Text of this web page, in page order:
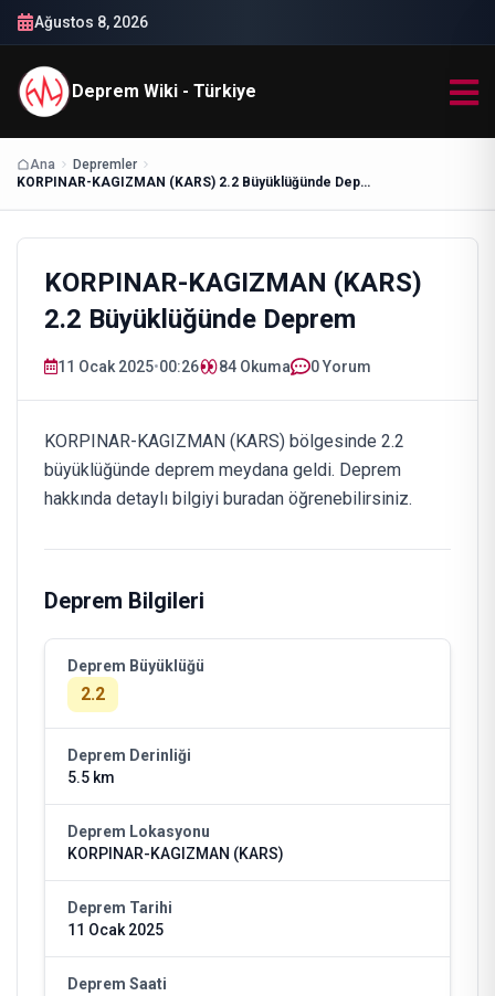
Ağustos 8, 2026
Deprem Wiki - Türkiye
Ana
Depremler
KORPINAR-KAGIZMAN (KARS) 2.2 Büyüklüğünde Deprem
KORPINAR-KAGIZMAN (KARS)
2.2 Büyüklüğünde Deprem
11 Ocak 2025•00:26 84 Okuma 0 Yorum
KORPINAR-KAGIZMAN (KARS) bölgesinde 2.2
büyüklüğünde deprem meydana geldi. Deprem
hakkında detaylı bilgiyi buradan öğrenebilirsiniz.
Deprem Bilgileri
Deprem Büyüklüğü
2.2
Deprem Derinliği
5.5 km
Deprem Lokasyonu
KORPINAR-KAGIZMAN (KARS)
Deprem Tarihi
11 Ocak 2025
Deprem Saati